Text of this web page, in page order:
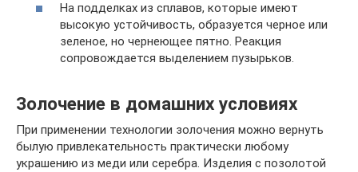
На подделках из сплавов, которые имеют
высокую устойчивость, образуется черное или
зеленое, но чернеющее пятно. Реакция
сопровождается выделением пузырьков.
Золочение в домашних условиях
При применении технологии золочения можно вернуть
былую привлекательность практически любому
украшению из меди или серебра. Изделия с позолотой